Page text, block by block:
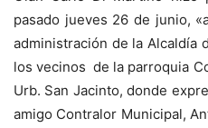
pasado jueves 26 de junio,
administración de la Alcaldía
los vecinos de la parroquia
Urb. San Jacinto, donde
amigo Contralor Municipal,